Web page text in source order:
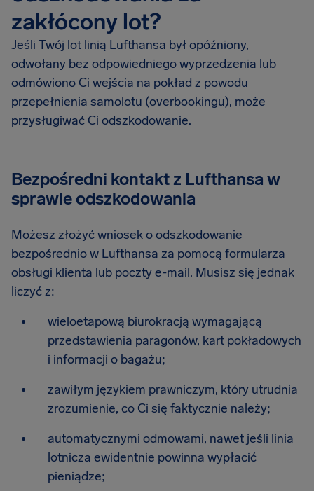
zakłócony lot?
Jeśli Twój lot linią Lufthansa był opóźniony,
odwołany bez odpowiedniego wyprzedzenia lub
odmówiono Ci wejścia na pokład z powodu
przepełnienia samolotu (overbookingu), może
przysługiwać Ci odszkodowanie.
Bezpośredni kontakt z Lufthansa w
sprawie odszkodowania
Możesz złożyć wniosek o odszkodowanie
bezpośrednio w Lufthansa za pomocą formularza
obsługi klienta lub poczty e-mail. Musisz się jednak
liczyć z:
wieloetapową biurokracją wymagającą
przedstawienia paragonów, kart pokładowych
i informacji o bagażu;
zawiłym językiem prawniczym, który utrudnia
zrozumienie, co Ci się faktycznie należy;
automatycznymi odmowami, nawet jeśli linia
lotnicza ewidentnie powinna wypłacić
pieniądze;